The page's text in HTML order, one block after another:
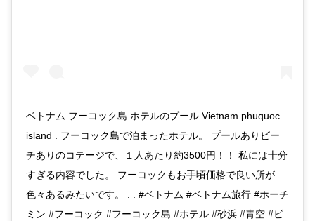
ベトナム フーコック島 ホテルのプール Vietnam phuquoc
island . フーコック島で泊まったホテル。 プールありビー
チありのコテージで、１人あたり約3500円！！ 私には十分
すぎる内容でした。 フーコックもお手頃価格で良い所が
色々あるみたいです。 . . #ベトナム #ベトナム旅行 #ホーチ
ミン #フーコック #フーコック島 #ホテル #砂浜 #青空 #ビ